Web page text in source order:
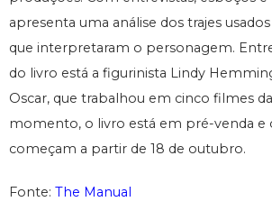
apresenta uma análise dos trajes
que interpretaram o personagem.
do livro está a figurinista Lindy
Oscar, que trabalhou em cinco filmes
momento, o livro está em pré-venda e
começam a partir de 18 de outubro.
Fonte: The Manual